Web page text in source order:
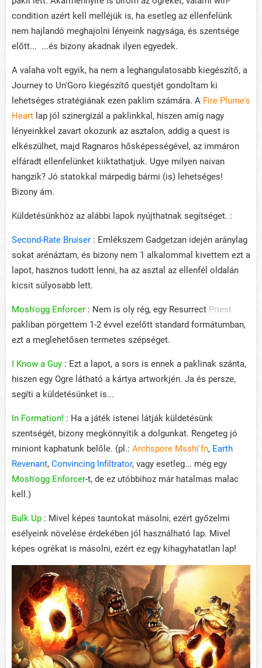
condition azért kell melléjük is, ha esetleg az ellenfelünk
nem hajlandó meghajolni lényeink nagysága, és szentsége
előtt... ...és bizony akadnak ilyen egyedek.
A valaha volt egyik, ha nem a leghangulatosabb kiegészítő, a
Journey to Un'Goro kiegészítő questjét gondoltam ki
lehetséges stratégiának ezen paklim számára. A Fire Plume's
Heart lap jól szinergizál a paklinkkal, hiszen amíg nagy
lényeinkkel zavart okozunk az asztalon, addig a quest is
elkészülhet, majd Ragnaros hősképességével, az immáron
elfáradt ellenfelünket kiiktathatjuk. Ugye milyen naivan
hangzik? Jó statokkal márpedig bármi (is) lehetséges!
Bizony ám.
Küldetésünkhöz az alábbi lapok nyújthatnak segítséget. :
Second-Rate Bruiser : Emlékszem Gadgetzan idején aránylag
sokat arénáztam, és bizony nem 1 alkalommal kivettem ezt a
lapot, hasznos tudott lenni, ha az asztal az ellenfél oldalán
kicsit súlyosabb lett.
Mosh'ogg Enforcer : Nem is oly rég, egy Resurrect Priest
pakliban pörgettem 1-2 évvel ezelőtt standard formátumban,
ezt a meglehetősen termetes szépséget.
I Know a Guy : Ezt a lapot, a sors is ennek a paklinak szánta,
hiszen egy Ogre látható a kártya artworkjén. Ja és persze,
segíti a küldetésünket is...
In Formation! : Ha a játék istenei látják küldetésünk
szentségét, bizony megkönnyítik a dolgunkat. Rengeteg jó
miniont kaphatunk belőle. (pl.: Archspore Msshi'fn, Earth
Revenant, Convincing Infiltrator, vagy esetleg... még egy
Mosh'ogg Enforcer-t, de ez utóbbihoz már hatalmas malac
kell.)
Bulk Up : Mivel képes tauntokat másolni, ezért győzelmi
esélyeink növelése érdekében jól használható lap. Mivel
képes ogrékat is másolni, ezért ez egy kihagyhatatlan lap!